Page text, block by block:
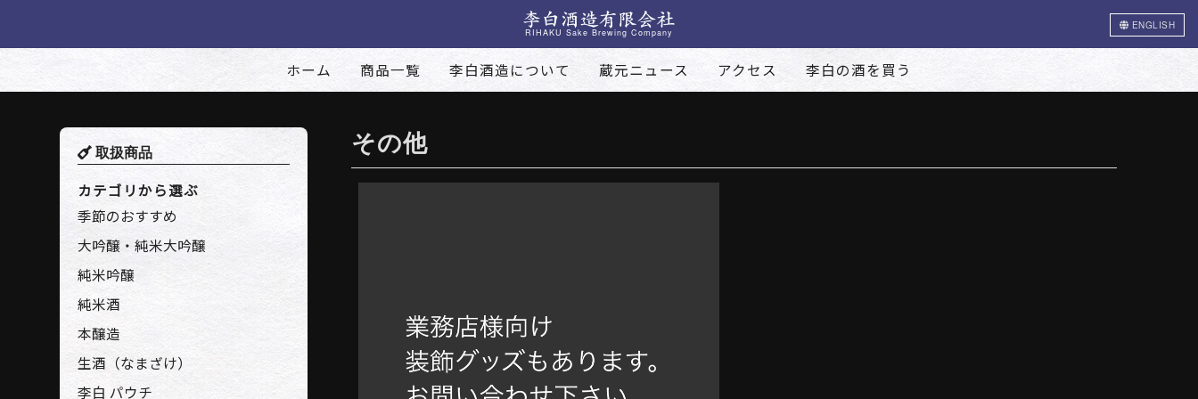
RIHAKU Sake Brewing Company
ENGLISH
ホーム 商品一覧 李白酒造について 蔵元ニュース アクセス 李白の酒を買う
取扱商品
カテゴリから選ぶ
季節のおすすめ
大吟醸・純米大吟醸
純米吟醸
純米酒
本醸造
生酒（なまざけ）
李白 パウチ
その他